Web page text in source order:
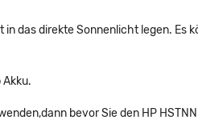
das direkte Sonnenlicht legen. Es
bevor Sie den HP